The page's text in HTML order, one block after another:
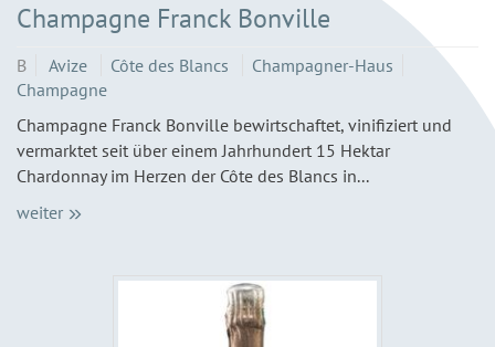
Champagne Franck Bonville
B Avize Côte des Blancs
Champagner-Haus
Champagne
Champagne Franck Bonville bewirtschaftet, vinifiziert und
vermarktet seit über einem Jahrhundert 15 Hektar
Chardonnay im Herzen der Côte des Blancs in...
weiter